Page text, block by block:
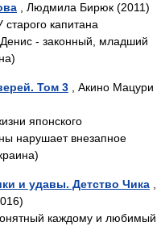
, Людмила Бирюк (2011)
капитана
- законный, младший
Том 3 , Акино Мацури
японского
нарушает внезапное
и удавы. Детство Чика
каждому и любимый